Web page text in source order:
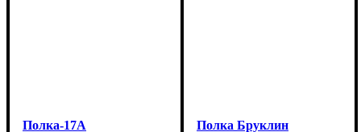
Полка-17А Полка Бруклин